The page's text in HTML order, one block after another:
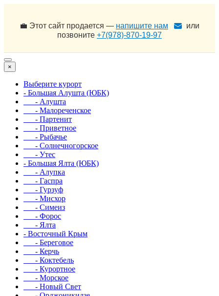
💼 Этот сайт продается — напишите нам
или
позвоните +7(978)-870-19-97
×
Выберите курорт
- Большая Алушта (ЮБК)
- Алушта
- Малореченское
- Партенит
- Приветное
- Рыбачье
- Солнечногорское
- Утес
- Большая Ялта (ЮБК)
- Алупка
- Гаспра
- Гурзуф
- Мисхор
- Симеиз
- Форос
- Ялта
- Восточный Крым
- Береговое
- Керчь
- Коктебель
- Курортное
- Морское
- Новый Свет